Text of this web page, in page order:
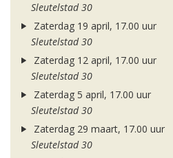
Sleutelstad 30
Zaterdag 19 april, 17.00 uur
Sleutelstad 30
Zaterdag 12 april, 17.00 uur
Sleutelstad 30
Zaterdag 5 april, 17.00 uur
Sleutelstad 30
Zaterdag 29 maart, 17.00 uur
Sleutelstad 30